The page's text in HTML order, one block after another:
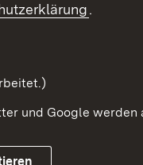
Kontakt
.
und Google